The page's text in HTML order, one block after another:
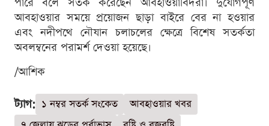
আবহাওয়ার সময়ে প্রয়োজন ছাড়া বাইরে বের না হওয়ার
এবং নদীপথে নৌযান চলাচলের ক্ষেত্রে বিশেষ সতর্কতা
অবলম্বনের পরামর্শ দেওয়া হয়েছে।
/আশিক
ট্যাগ: ১ নম্বর সতর্ক সংকেত
আবহাওয়ার খবর